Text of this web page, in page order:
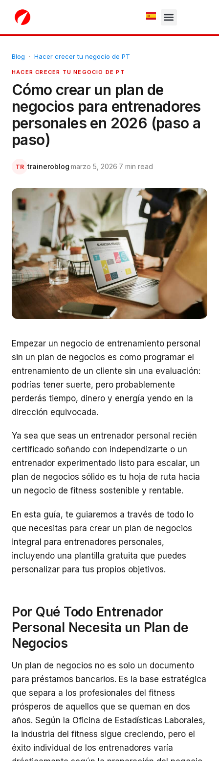
Blog · Hacer crecer tu negocio de PT
HACER CRECER TU NEGOCIO DE PT
Cómo crear un plan de
negocios para entrenadores
personales en 2026 (paso a
paso)
TR traineroblog·marzo 5, 2026·7 min read
Empezar un negocio de entrenamiento personal
sin un plan de negocios es como programar el
entrenamiento de un cliente sin una evaluación:
podrías tener suerte, pero probablemente
perderás tiempo, dinero y energía yendo en la
dirección equivocada.
Ya sea que seas un entrenador personal recién
certificado soñando con independizarte o un
entrenador experimentado listo para escalar, un
plan de negocios sólido es tu hoja de ruta hacia
un negocio de fitness sostenible y rentable.
En esta guía, te guiaremos a través de todo lo
que necesitas para crear un plan de negocios
integral para entrenadores personales,
incluyendo una plantilla gratuita que puedes
personalizar para tus propios objetivos.
Por Qué Todo Entrenador
Personal Necesita un Plan de
Negocios
Un plan de negocios no es solo un documento
para préstamos bancarios. Es la base estratégica
que separa a los profesionales del fitness
prósperos de aquellos que se queman en dos
años. Según la Oficina de Estadísticas Laborales,
la industria del fitness sigue creciendo, pero el
éxito individual de los entrenadores varía